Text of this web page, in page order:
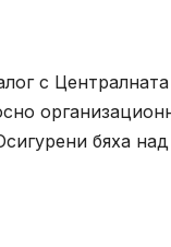
с Централната
бяха над